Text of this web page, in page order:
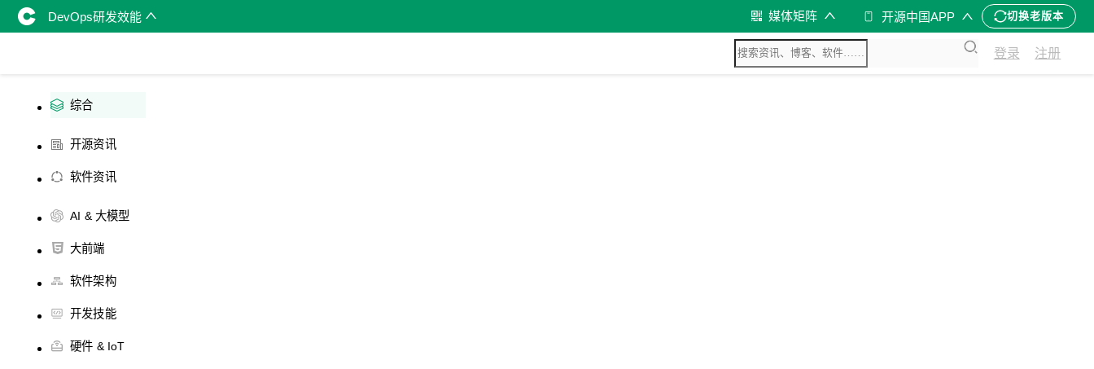
DevOps研发效能 媒体矩阵 开源中国APP 切换老版本
登录 注册
综合
开源资讯
软件资讯
AI & 大模型
大前端
软件架构
开发技能
硬件 & IoT